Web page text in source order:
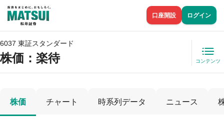
口座開設 ログイン
6037 東証スタンダード
株価 ：楽待 コンテンツ
株価 チャート 時系列データ ニュース